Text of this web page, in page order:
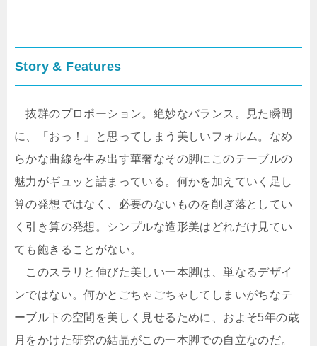
Story & Features
抜群のプロポーション。絶妙なバランス。見た瞬間
に、「おっ！」と思ってしまう美しいフォルム。なめ
らかな曲線を生み出す華奢なその脚にこのテーブルの
魅力がギュッと詰まっている。何かを加えていく足し
算の発想ではなく、必要のないものを削ぎ落としてい
く引き算の発想。シンプルな造形美はどれだけ見てい
ても飽きることがない。
このスラリと伸びた美しい一本脚は、単なるデザイ
ンではない。何かとごちゃごちゃしてしまいがちなテ
ーブル下の空間を美しく見せるために、およそ5年の歳
月をかけた研究の結晶がこの一本脚での自立なのだ。